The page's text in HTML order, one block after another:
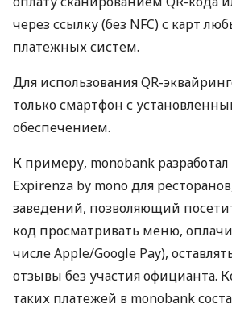
через ссылку (без NFC) с карт
платежных систем.
Для использования QR-
только смартфон с
обеспечением.
К примеру, monobank
Expirenza by mono для
заведений, позволяющий
код просматривать меню,
числе Apple/Google Pay),
отзывы без участия официанта.
таких платежей в monobank